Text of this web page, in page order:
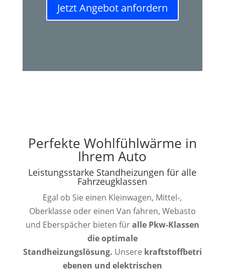
Jetzt Angebot anfordern
Perfekte Wohlfühlwärme in
Ihrem Auto
Leistungsstarke Standheizungen für alle
Fahrzeugklassen
Egal ob Sie einen Kleinwagen, Mittel-,
Oberklasse oder einen Van fahren, Webasto
und Eberspächer bieten füralle Pkw-Klassen
die optimale
Standheizungslösung. Unsere kraftstoffbetri
ebenen und elektrischen